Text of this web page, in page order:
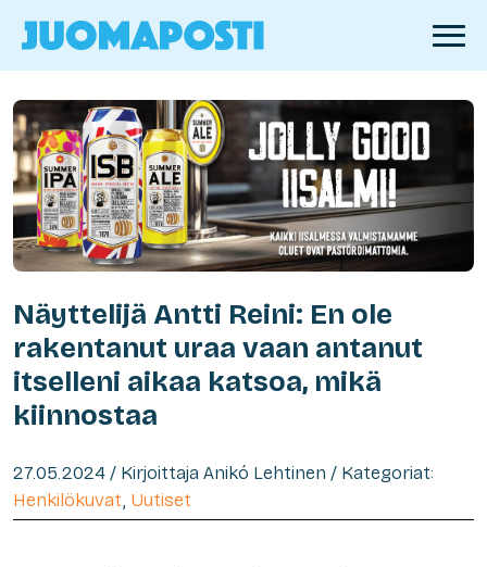
Näyttelijä Antti Reini: En ole
rakentanut uraa vaan antanut
itselleni aikaa katsoa, mikä
kiinnostaa
27.05.2024 / Kirjoittaja Anikó Lehtinen / Kategoriat:
Henkilökuvat, Uutiset